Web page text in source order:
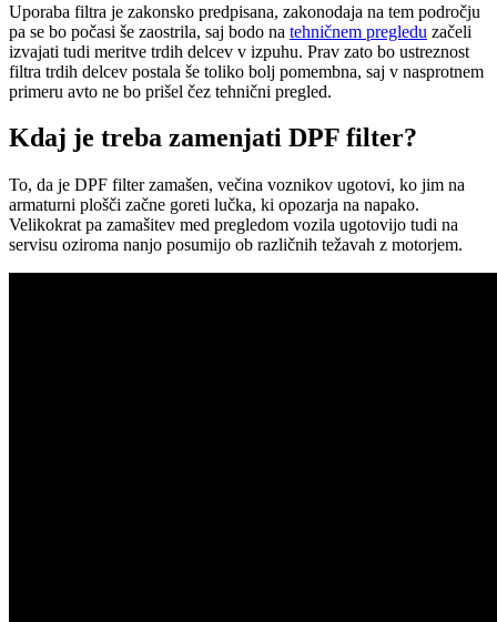
Uporaba filtra je zakonsko predpisana, zakonodaja na tem področju
pa se bo počasi še zaostrila, saj bodo na tehničnem pregledu začeli
izvajati tudi meritve trdih delcev v izpuhu. Prav zato bo ustreznost
filtra trdih delcev postala še toliko bolj pomembna, saj v nasprotnem
primeru avto ne bo prišel čez tehnični pregled.
Kdaj je treba zamenjati DPF filter?
To, da je DPF filter zamašen, večina voznikov ugotovi, ko jim na
armaturni plošči začne goreti lučka, ki opozarja na napako.
Velikokrat pa zamašitev med pregledom vozila ugotovijo tudi na
servisu oziroma nanjo posumijo ob različnih težavah z motorjem.